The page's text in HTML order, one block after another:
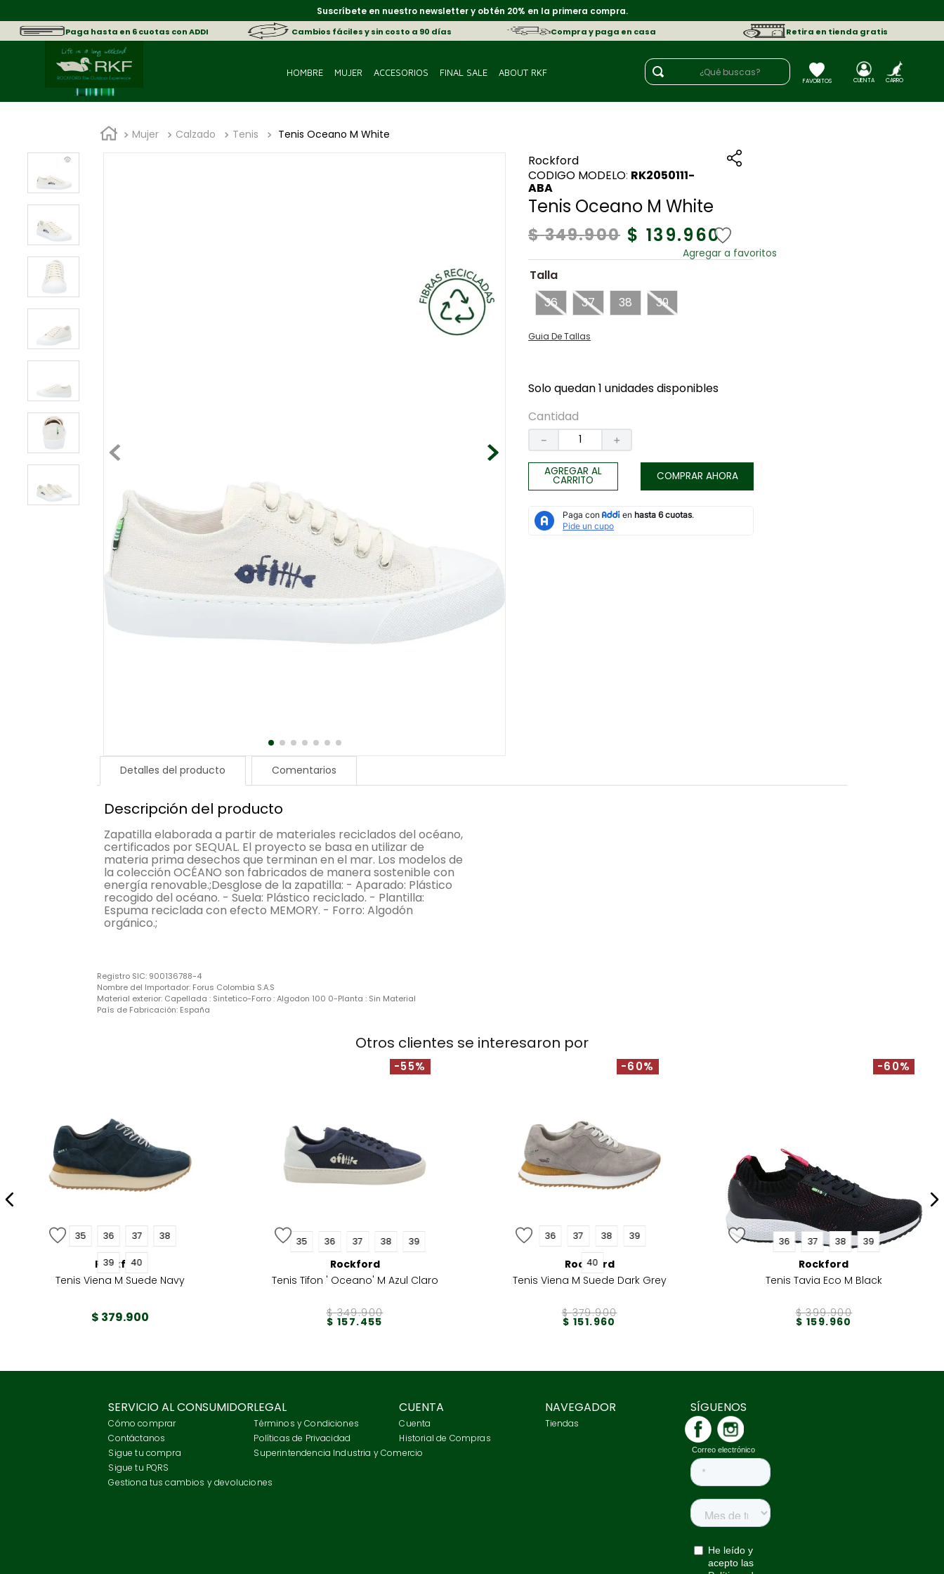
Suscríbete en nuestro newsletter y obtén 20% en la primera compra.
Paga hasta en 6 cuotas con ADDI Cambios fáciles y sin costo a 90 días Compra y paga en casa Retira en tienda gratis
HOMBRE MUJER ACCESORIOS FINAL SALE ABOUT RKF
¿Qué buscas?
Mujer Calzado Tenis Tenis Oceano M White
Rockford
: RK2050111-
ABA
Tenis Oceano M White
$ 349.900 $ 139.960
Talla
36
37 38 39
Guia De Tallas
Solo quedan 1 unidades disponibles
Cantidad
＋
－
AGREGAR AL
CARRITO COMPRAR AHORA
Detalles del producto Comentarios
Descripción del producto
Zapatilla elaborada a partir de materiales reciclados del océano,
certificados por SEQUAL. El proyecto se basa en utilizar de
materia prima desechos que terminan en el mar. Los modelos de
la colección OCÉANO son fabricados de manera sostenible con
energía renovable.;Desglose de la zapatilla: - Aparado: Plástico
recogido del océano. - Suela: Plástico reciclado. - Plantilla:
Espuma reciclada con efecto MEMORY. - Forro: Algodón
orgánico.;
Registro SIC: 900136788-4
Nombre del Importador: Forus Colombia S.A.S
Material exterior: Capellada : Sintetico-Forro : Algodon 100 0-Planta : Sin Material
País de Fabricación: España
Otros clientes se interesaron por
35 36 37 38
39 40
Rockford
Tenis Viena M Suede Navy
$ 379.900
-55%
35 36 37 38 39
Rockford
Tenis Tifon ' Oceano' M Azul Claro
$ 349.900
$ 157.455
-60%
36 37 38 39
40
Rockford
Tenis Viena M Suede Dark Grey
$ 379.900
$ 151.960
-60%
36 37 38 39
Rockford
Tenis Tavia Eco M Black
$ 399.900
$ 159.960
SERVICIO AL CONSUMIDOR
Cómo comprar
Contáctanos
Sigue tu compra
Sigue tu PQRS
Gestiona tus cambios y devoluciones
LEGAL
Términos y Condiciones
Políticas de Privacidad
Superintendencia Industria y Comercio
CUENTA
Cuenta
Historial de Compras
NAVEGADOR
Tiendas
SÍGUENOS